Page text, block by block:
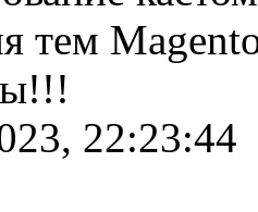
тем
22:23:44